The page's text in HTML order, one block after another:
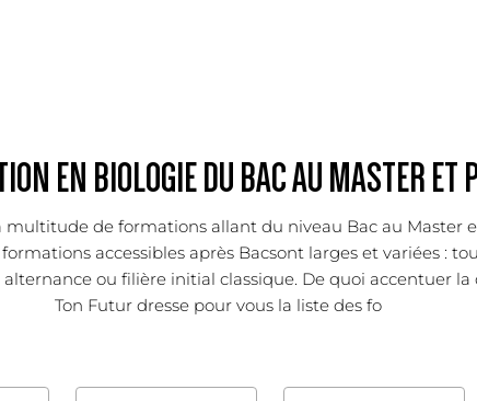
EN BIOLOGIE DU BAC AU MASTER ET
de formations allant du niveau Bac au Master
accessibles après Bacsont larges et variées :
ou filière initial classique. De quoi accentuer
Ton Futur dresse pour vous la liste des fo